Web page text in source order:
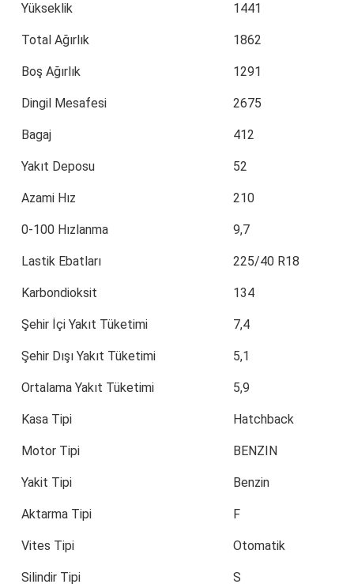
Yükseklik 1441
Total Ağırlık 1862
Boş Ağırlık 1291
Dingil Mesafesi 2675
Bagaj 412
Yakıt Deposu 52
Azami Hız 210
0-100 Hızlanma 9,7
Lastik Ebatları 225/40 R18
Karbondioksit 134
Şehir İçi Yakıt Tüketimi 7,4
Şehir Dışı Yakıt Tüketimi 5,1
Ortalama Yakıt Tüketimi 5,9
Kasa Tipi Hatchback
Motor Tipi BENZIN
Yakit Tipi Benzin
Aktarma Tipi F
Vites Tipi Otomatik
Silindir Tipi S